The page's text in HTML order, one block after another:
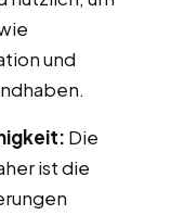
und
Die
ist die